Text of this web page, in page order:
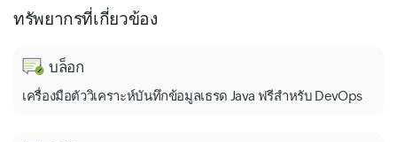
ทรัพยากรที่เกี่ยวข้อง
บล็อก
เครื่องมือตัววิเคราะห์บันทึกข้อมูลเธรด Java ฟรีสำหรับ DevOps